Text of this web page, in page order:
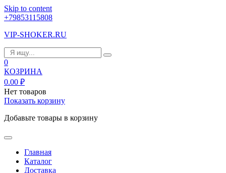
Skip to content
+79853115808
VIP-SHOKER.RU
0
КОЗРИНА
0.00 ₽
Нет товаров
Показать корзину
Добавьте товары в корзину
Главная
Каталог
Доставка